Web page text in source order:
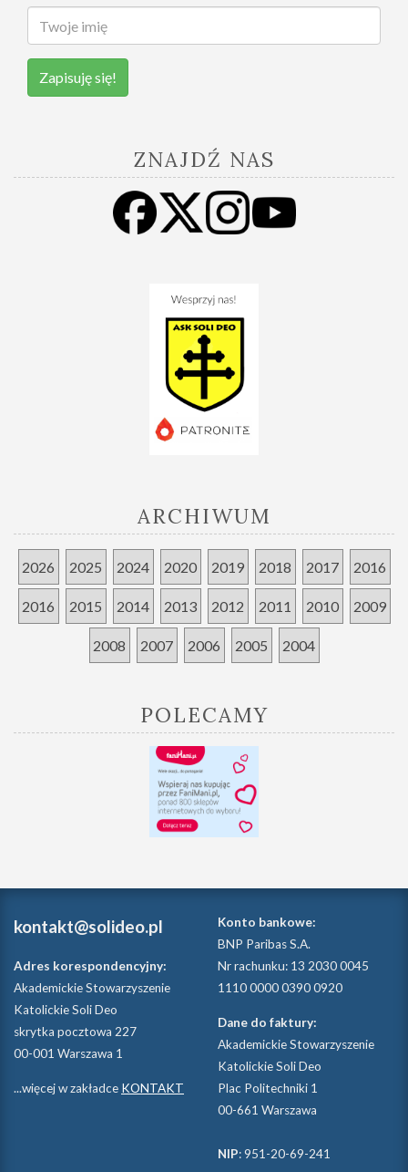
Zapisuję się!
ZNAJDŹ NAS
ARCHIWUM
2026 2025 2024 2020 2019 2018 2017 2016
2016 2015 2014 2013 2012 2011 2010 2009
2008 2007 2006 2005 2004
POLECAMY
kontakt@solideo.pl
Adres korespondencyjny:
Akademickie Stowarzyszenie
Katolickie Soli Deo
skrytka pocztowa 227
00-001 Warszawa 1
...więcej w zakładce KONTAKT
Konto bankowe:
BNP Paribas S.A.
Nr rachunku: 13 2030 0045
1110 0000 0390 0920
Dane do faktury:
Akademickie Stowarzyszenie
Katolickie Soli Deo
Plac Politechniki 1
00-661 Warszawa
NIP: 951-20-69-241